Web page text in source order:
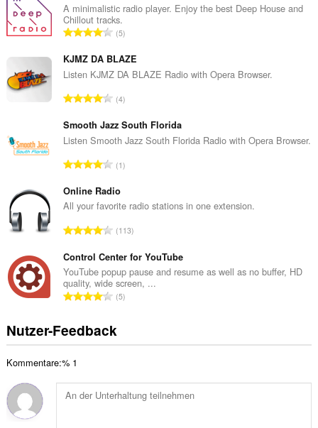
A minimalistic radio player. Enjoy the best Deep House and
Chillout tracks.
G
s
a
t
B
e
w
e
r
t
n
e
n
:
5
KJMZ DA BLAZE
Listen KJMZ DA BLAZE Radio with Opera Browser.
G
s
a
t
B
e
w
e
r
t
u
n
e
n
4
Smooth Jazz South Florida
Listen Smooth Jazz South Florida Radio with Opera Browser.
G
s
a
t
B
e
w
e
t
u
e
n
1
Online Radio
All your favorite radio stations in one extension.
G
s
a
m
t
B
e
r
t
113
Control Center for YouTube
YouTube popup pause and resume as well as no buffer, HD
quality, wide screen, ...
G
s
a
e
B
5
Nutzer-Feedback
Kommentare:% 1